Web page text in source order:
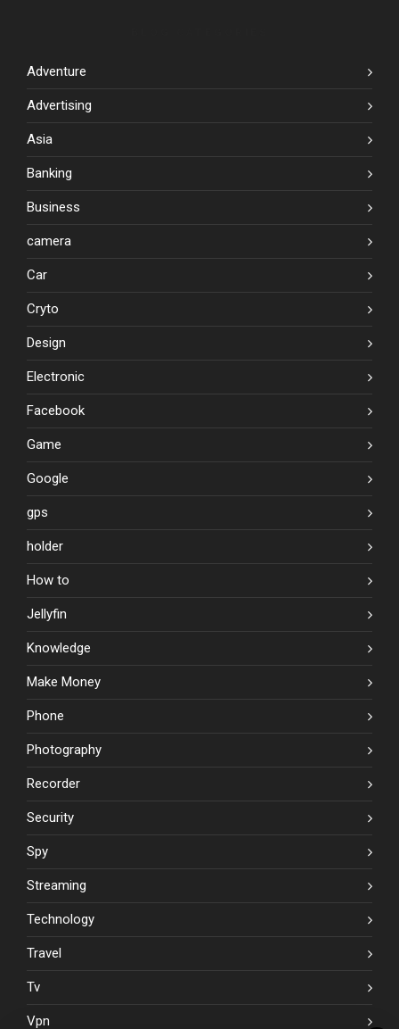
Adventure
Advertising
Asia
Banking
Business
camera
Car
Cryto
Design
Electronic
Facebook
Game
Google
gps
holder
How to
Jellyfin
Knowledge
Make Money
Phone
Photography
Recorder
Security
Spy
Streaming
Technology
Travel
Tv
Vpn